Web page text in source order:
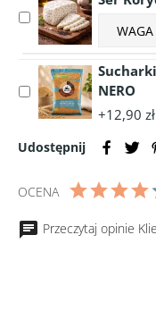
Musztarda
Sarepska
275g
Select
accessory
Koryciński
czarnuszką
Choose
accessory
Ser
Koryciński
z
Select
accessory
pełnoziarniste
120g
ALCE
NERO
+12,90 zł
Udostępnij
OCENA
Przeczytaj opinie